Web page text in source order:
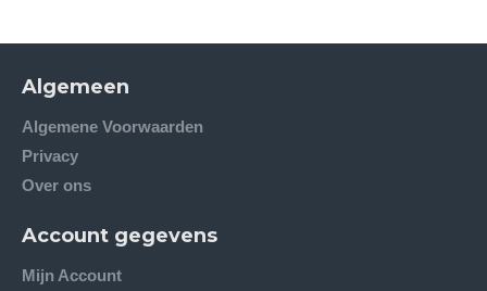
Algemeen
Algemene Voorwaarden
Privacy
Over ons
Account gegevens
Mijn Account